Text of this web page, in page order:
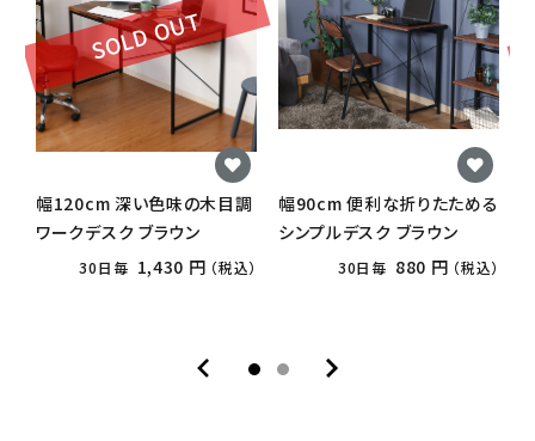
SOLD OUT
幅120cm 深い色味の木目調
ワークデスク ブラウン
30日毎 1,430 円 （税込）
幅90cm 便利な折りたためる
シンプルデスク ブラウン
30日毎 880 円 （税込）